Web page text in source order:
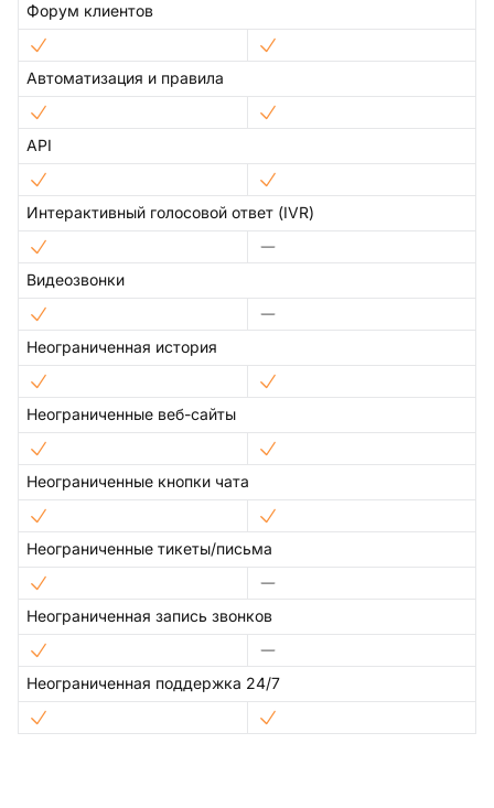
Форум клиентов
Автоматизация и правила
API
Интерактивный голосовой ответ (IVR)
Видеозвонки
Неограниченная история
Неограниченные веб-сайты
Неограниченные кнопки чата
Неограниченные тикеты/письма
Неограниченная запись звонков
Неограниченная поддержка 24/7